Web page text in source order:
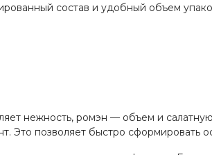
состав и удобный объем
нежность, ромэн — объем и
Это позволяет быстро сформировать